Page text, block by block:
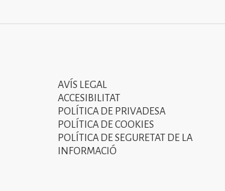
Tercer
menú
peu
AVÍS LEGAL
ACCESIBILITAT
POLÍTICA DE PRIVADESA
POLÍTICA DE COOKIES
POLÍTICA DE SEGURETAT DE LA
INFORMACIÓ